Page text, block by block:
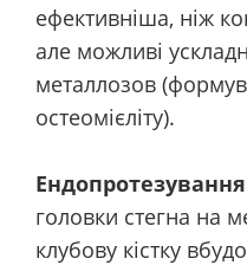
ефективніша, ніж
але можливі
металлозов
остеомієліту).
Ендопротезування
головки стегна на
клубову кістку